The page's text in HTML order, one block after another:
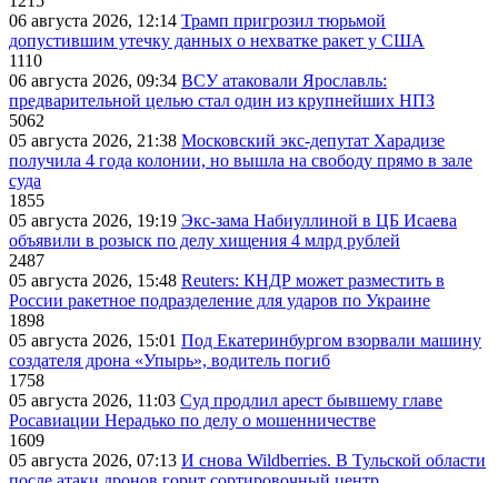
06 августа 2026, 12:14 Трамп пригрозил тюрьмой
допустившим утечку данных о нехватке ракет у США
1110
06 августа 2026, 09:34 ВСУ атаковали Ярославль:
предварительной целью стал один из крупнейших НПЗ
5062
05 августа 2026, 21:38 Московский экс-депутат Харадизе
получила 4 года колонии, но вышла на свободу прямо в зале
суда
1855
05 августа 2026, 19:19 Экс-зама Набиуллиной в ЦБ Исаева
объявили в розыск по делу хищения 4 млрд рублей
2487
05 августа 2026, 15:48 Reuters: КНДР может разместить в
России ракетное подразделение для ударов по Украине
1898
05 августа 2026, 15:01 Под Екатеринбургом взорвали машину
создателя дрона «Упырь», водитель погиб
1758
05 августа 2026, 11:03 Суд продлил арест бывшему главе
Росавиации Нерадько по делу о мошенничестве
1609
05 августа 2026, 07:13 И снова Wildberries. В Тульской области